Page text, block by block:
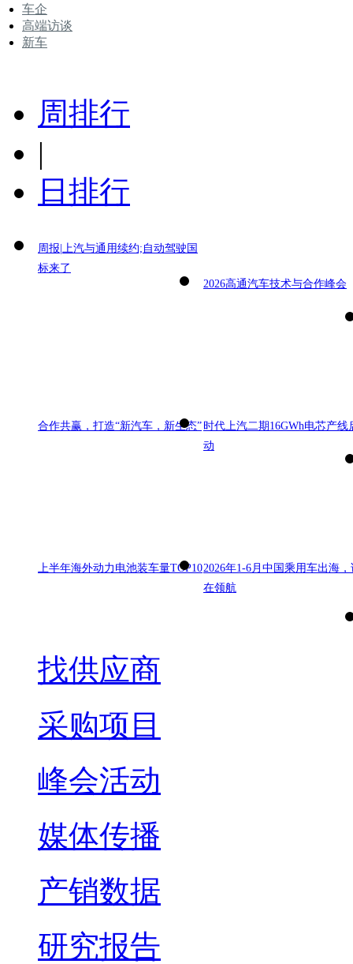
车企
高端访谈
新车
周排行
|
日排行
周报|上汽与通用续约;自动驾驶国
标来了
2026高通汽车技术与合作峰会
合作共赢，打造“新汽车，新生态” 时代上汽二期16GWh电芯产线
动
上半年海外动力电池装车量TOP102026年1-6月中国乘用车出海，
在领航
找供应商
采购项目
峰会活动
媒体传播
产销数据
研究报告